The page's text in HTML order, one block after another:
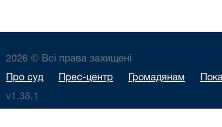
2026 © Всі права захищені
Про суд Прес-центр Громадянам
v1.38.1